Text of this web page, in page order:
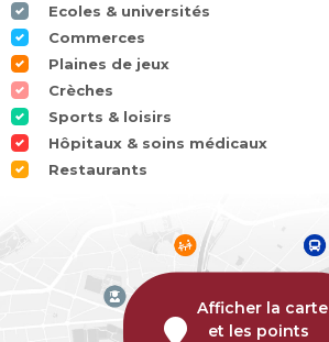
Ecoles & universités
Commerces
Plaines de jeux
Crèches
Sports & loisirs
Hôpitaux & soins médicaux
Restaurants
Afficher la carte
et les points